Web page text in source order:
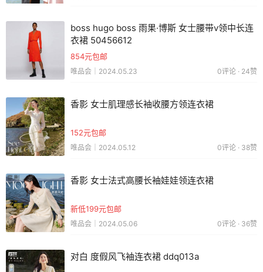
boss hugo boss 雨果·博斯 女士腰带v领中长连
衣裙 50456612
854元包邮
唯品会｜2024.05.23 0评论 · 24赞
香影 女士肌理感长袖收腰方领连衣裙
152元包邮
唯品会｜2024.05.12 0评论 · 38赞
香影 女士法式高腰长袖娃娃领连衣裙
新低199元包邮
唯品会｜2024.05.06 0评论 · 36赞
对白 度假风飞袖连衣裙 ddq013a